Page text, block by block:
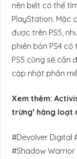
nên biết có thể
PlayStation. Mặc
được trên PS5,
phiên bản PS4
PS5 cũng sẽ cần
cập nhật phần
Xem thêm:
trừng’ hàng loạt
#Devolver Digital
#Shadow